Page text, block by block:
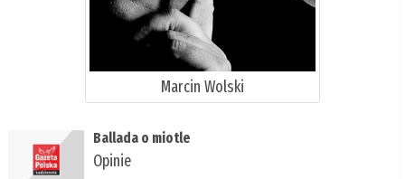
Marcin Wolski
Ballada o miotle
Opinie